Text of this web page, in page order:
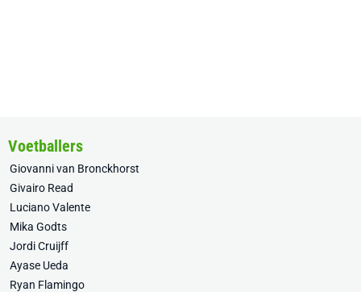
Voetballers
Giovanni van Bronckhorst
Givairo Read
Luciano Valente
Mika Godts
Jordi Cruijff
Ayase Ueda
Ryan Flamingo